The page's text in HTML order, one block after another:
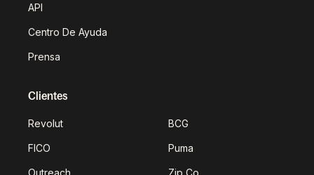
API
Centro De Ayuda
Prensa
Clientes
Revolut BCG
FICO Puma